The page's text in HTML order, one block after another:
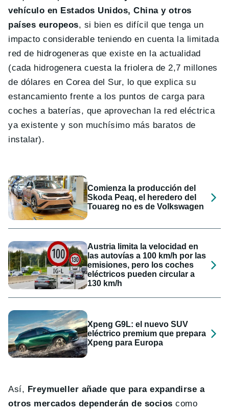
vehículo en Estados Unidos, China y otros
países europeos, si bien es difícil que tenga un
impacto considerable teniendo en cuenta la limitada
red de hidrogeneras que existe en la actualidad
(cada hidrogenera cuesta la friolera de 2,7 millones
de dólares en Corea del Sur, lo que explica su
estancamiento frente a los puntos de carga para
coches a baterías, que aprovechan la red eléctrica
ya existente y son muchísimo más baratos de
instalar).
Comienza la producción del
Skoda Peaq, el heredero del
Touareg no es de Volkswagen
Austria limita la velocidad en
las autovías a 100 km/h por las
emisiones, pero los coches
eléctricos pueden circular a
130 km/h
Xpeng G9L: el nuevo SUV
eléctrico premium que prepara
Xpeng para Europa
Así, Freymueller añade que para expandirse a
otros mercados dependerán de socios como